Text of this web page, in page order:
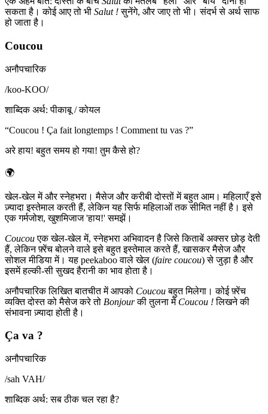
सकता है। कोई आए तो भी Salut !सुनेंगे, और जाए तो भी। संदर्भ से अर्थ साफ
हो जाता है।
Coucou
अनौपचारिक
/koo-KOO/
शाब्दिक अर्थ: पीकाबू / कोयल
“Coucou ! Ça fait longtemps ! Comment tu vas ?”
अरे हाय! बहुत समय हो गया! तुम कैसे हो?
🌍
खेल-खेल में और स्नेहभरा। मैसेज और करीबी दोस्तों में बहुत आम। महिलाएँ इसे
ज़्यादा इस्तेमाल करती हैं, लेकिन यह सिर्फ महिलाओं तक सीमित नहीं है। इसे
एक गर्मजोश, खुशमिजाज 'हाय!' समझें।
Coucouएक खेल-खेल में, स्नेहभरा अभिवादन है जिसे किताबें अक्सर छोड़ देती
हैं, लेकिन फ़्रेंच बोलने वाले इसे बहुत इस्तेमाल करते हैं, खासकर मैसेज और
सोशल मीडिया में। यह peekaboo वाले खेल (faire coucou) से जुड़ा है और
इसमें हल्की-सी सुखद हैरानी का भाव होता है।
अनौपचारिक लिखित बातचीत में आपको Coucouबहुत मिलेगा। कोई फ़्रेंच
व्यक्ति दोस्त को मैसेज करे तो Bonjourकी तुलना में Coucou !लिखने की
संभावना ज़्यादा होती है।
Ça va ?
अनौपचारिक
/sah VAH/
शाब्दिक अर्थ: सब ठीक चल रहा है?